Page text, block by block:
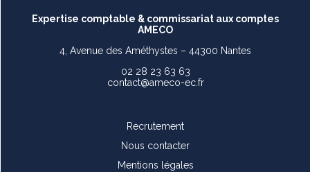
Expertise comptable & commissariat aux comptes
AMECO
4, Avenue des Améthystes – 44300 Nantes
02 28 23 63 63
contact@ameco-ec.fr
Recrutement
Nous contacter
Mentions légales